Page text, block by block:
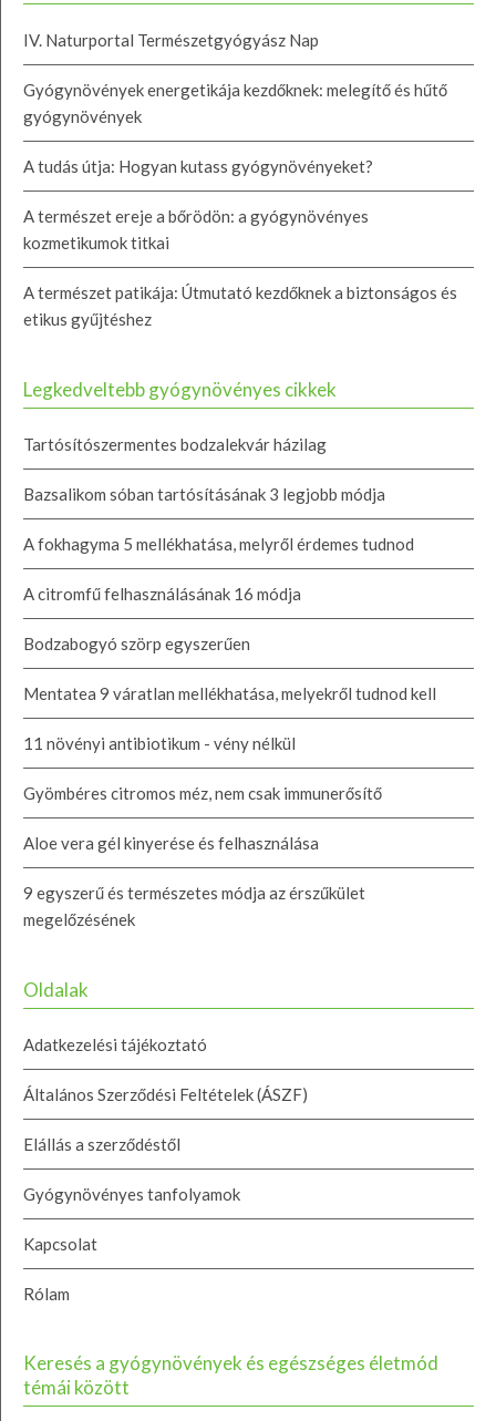
IV. Naturportal Természetgyógyász Nap
Gyógynövények energetikája kezdőknek: melegítő és hűtő
gyógynövények
A tudás útja: Hogyan kutass gyógynövényeket?
A természet ereje a bőrödön: a gyógynövényes
kozmetikumok titkai
A természet patikája: Útmutató kezdőknek a biztonságos és
etikus gyűjtéshez
Legkedveltebb gyógynövényes cikkek
Tartósítószermentes bodzalekvár házilag
Bazsalikom sóban tartósításának 3 legjobb módja
A fokhagyma 5 mellékhatása, melyről érdemes tudnod
A citromfű felhasználásának 16 módja
Bodzabogyó szörp egyszerűen
Mentatea 9 váratlan mellékhatása, melyekről tudnod kell
11 növényi antibiotikum - vény nélkül
Gyömbéres citromos méz, nem csak immunerősítő
Aloe vera gél kinyerése és felhasználása
9 egyszerű és természetes módja az érszűkület
megelőzésének
Oldalak
Adatkezelési tájékoztató
Általános Szerződési Feltételek (ÁSZF)
Elállás a szerződéstől
Gyógynövényes tanfolyamok
Kapcsolat
Rólam
Keresés a gyógynövények és egészséges életmód
témái között